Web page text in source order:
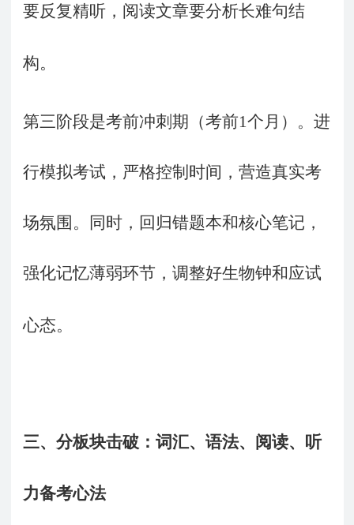
要反复精听，阅读文章要分析长难句结
构。
第三阶段是考前冲刺期（考前1个月）。进
行模拟考试，严格控制时间，营造真实考
场氛围。同时，回归错题本和核心笔记，
强化记忆薄弱环节，调整好生物钟和应试
心态。
三、分板块击破：词汇、语法、阅读、听
力备考心法